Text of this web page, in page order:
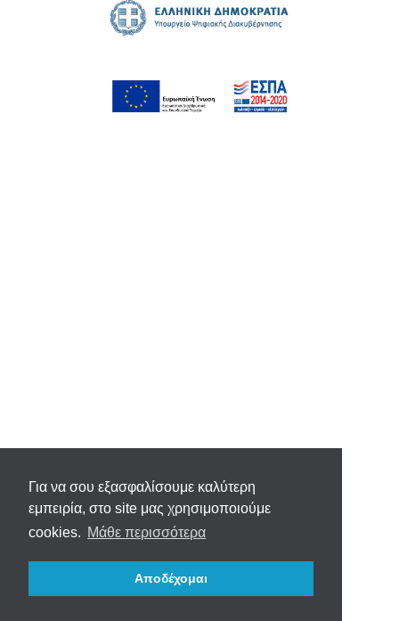
Για να σου εξασφαλίσουμε καλύτερη
εμπειρία, στο site μας χρησιμοποιούμε
cookies. Μάθε περισσότερα
Αποδέχομαι